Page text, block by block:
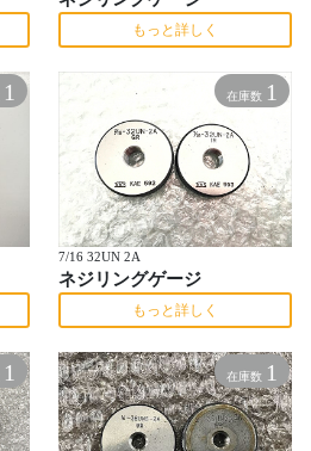
もっと詳しく
1 在庫数 1
7/16 32UN 2A
ネジリングゲージ
もっと詳しく
1 在庫数 1